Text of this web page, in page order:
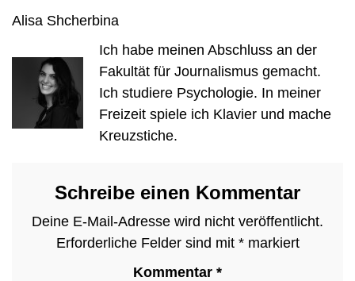
Alisa Shcherbina
Ich habe meinen Abschluss an der
Fakultät für Journalismus gemacht.
Ich studiere Psychologie. In meiner
Freizeit spiele ich Klavier und mache
Kreuzstiche.
Schreibe einen Kommentar
Deine E-Mail-Adresse wird nicht veröffentlicht.
Erforderliche Felder sind mit *markiert
Kommentar *